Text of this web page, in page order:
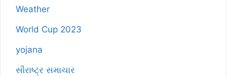
Weather
World Cup 2023
yojana
સૌરાષ્ટ્ર સમાચાર